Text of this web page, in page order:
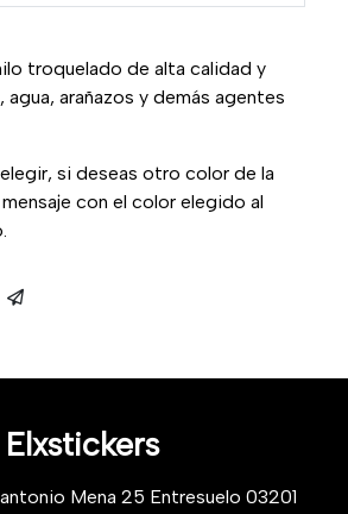
troquelado de alta calidad y
agua, arañazos y demás agentes
si deseas otro color de la
con el color elegido al
Elxstickers
Mena 25 Entresuelo 03201